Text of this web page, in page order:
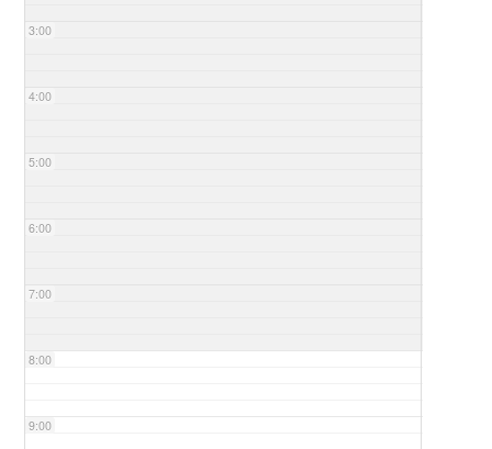
3:00
4:00
5:00
6:00
7:00
8:00
9:00